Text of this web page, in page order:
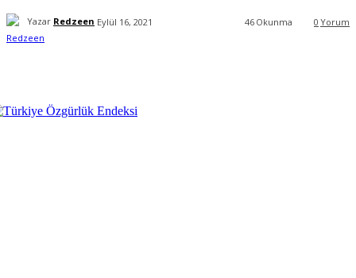
Yazar Redzeen Eylül 16, 2021 0 Yorum
46 Okunma